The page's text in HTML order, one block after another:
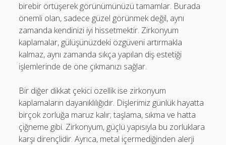
birebir örtüşerek görünümünüzü tamamlar. Burada
önemli olan, sadece güzel görünmek değil, aynı
zamanda kendinizi iyi hissetmektir. Zirkonyum
kaplamalar, gülüşünüzdeki özgüveni artırmakla
kalmaz, aynı zamanda sıkça yapılan diş estetiği
işlemlerinde de öne çıkmanızı sağlar.
Bir diğer dikkat çekici özellik ise zirkonyum
kaplamaların dayanıklılığıdır. Dişlerimiz günlük hayatta
birçok zorluğa maruz kalır; taşlama, sıkma ve hatta
çiğneme gibi. Zirkonyum, güçlü yapısıyla bu zorluklara
karşı dirençlidir. Ayrıca, metal içermediğinden alerji